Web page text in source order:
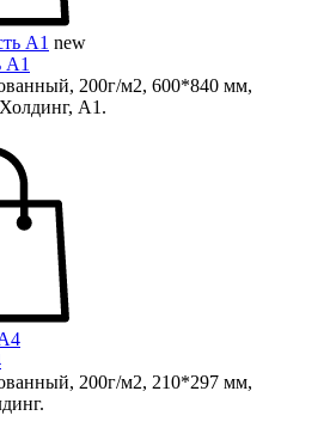
new
А1
200г/м2, 600*840 мм,
А1.
200г/м2, 210*297 мм,